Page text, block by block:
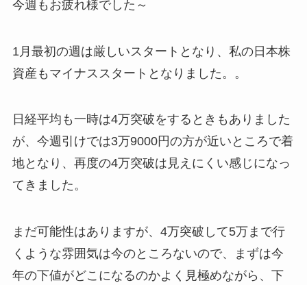
今週もお疲れ様でした～
1月最初の週は厳しいスタートとなり、私の日本株
資産もマイナススタートとなりました。。
日経平均も一時は4万突破をするときもありました
が、今週引けでは3万9000円の方が近いところで着
地となり、再度の4万突破は見えにくい感じになっ
てきました。
まだ可能性はありますが、4万突破して5万まで行
くような雰囲気は今のところないので、まずは今
年の下値がどこになるのかよく見極めながら、下